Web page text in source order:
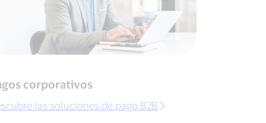
corporativos
las soluciones de pago B2B